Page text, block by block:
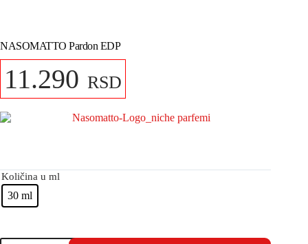
NASOMATTO Pardon EDP
11.290 RSD
Količina u ml
30 ml